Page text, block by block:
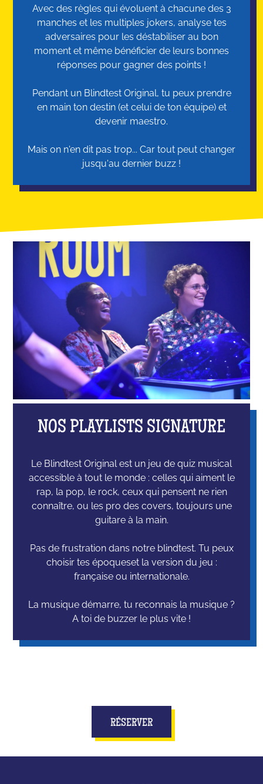
Avec des règles qui évoluent à chacune des 3
manches et les multiples jokers, analyse tes
adversaires pour les déstabiliser au bon
moment et même bénéficier de leurs bonnes
réponses pour gagner des points !
Pendant un Blindtest Original, tu peux prendre
en main ton destin (et celui de ton équipe) et
devenir maestro.
Mais on n'en dit pas trop... Car tout peut changer
jusqu'au dernier buzz !
NOS PLAYLISTS SIGNATURE
Le Blindtest Original est un jeu de quiz musical
accessible à tout le monde : celles qui aiment le
rap, la pop, le rock, ceux qui pensent ne rien
connaître, ou les pro des covers, toujours une
guitare à la main.
Pas de frustration dans notre blindtest. Tu peux
choisir tes époqueset la version du jeu :
française ou internationale.
La musique démarre, tu reconnais la musique ?
A toi de buzzer le plus vite !
RÉSERVER